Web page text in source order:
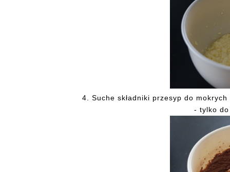
4. Suche składniki przesyp do
- tylko do